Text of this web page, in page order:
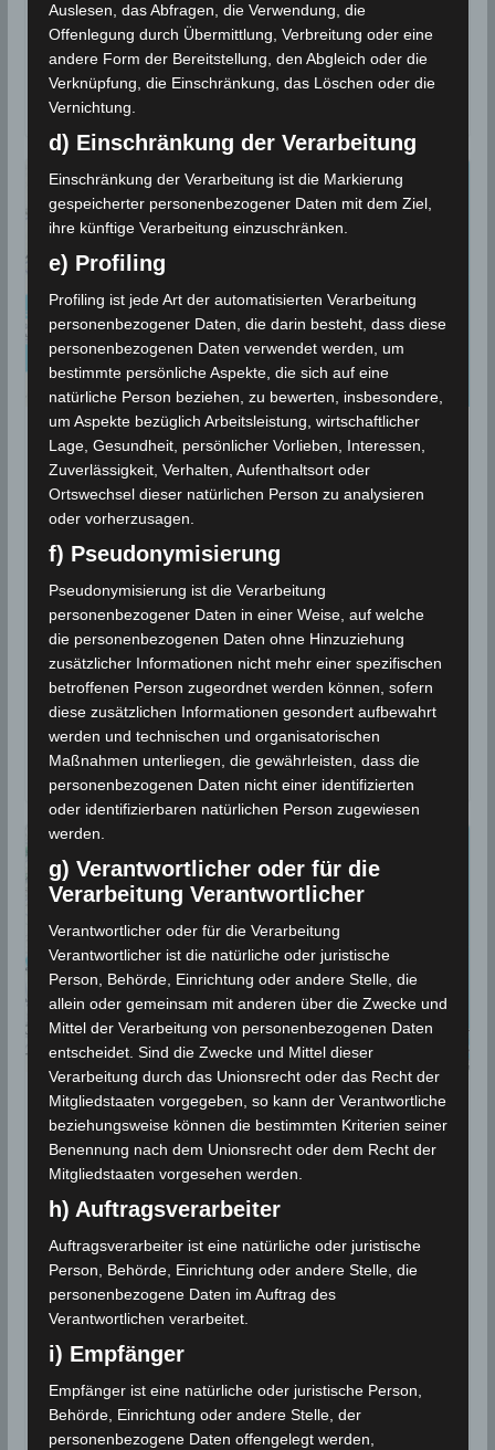
Erdbeben-Überwachungsstationen des
Meteorologischen Instituts Tunesien (INM) haben am
Freitag, den 21. Februar 2025, zwei weitere Erdbeben
registriert. Das erste Beben
BEBEN 2025
19. Feb 2025: Erneutes
Erdbeben in Meknassy, Sidi
Bouzid [M3.5]
19. Februar 2025 Wettermann
1046 Views
Erdbeben,Gafsa,INM,Meknassy,Sidi Bouzid,
Volcanodiscovery
Erdbeben-Überwachungsstationen des
Meteorologischen Instituts Tunesien (INM) haben am
Mittwoch, den 19. Februar 2025, um 15.57 Uhr in der
Delegation Meknassy,
BEBEN 2025
17./18. Feb 2025: Mehrere
Erdstößen in verschiedenen
Regionen [M2.5-4.1]
18. Februar 2025 Wettermann
914 Views
Erdbeben
INM Meknassy Sidi Bouzid
Volcanodiscovery
Tunesien, 17./18. Feb 2025: Erdbeben-
Instituts Tunesien (INM) haben am Montag, den 17.
Februar 2025, um 20:45 Uhr
Auslesen, das Abfragen, die Verwendung, die
Offenlegung durch Übermittlung, Verbreitung oder eine
andere Form der Bereitstellung, den Abgleich oder die
Verknüpfung, die Einschränkung, das Löschen oder die
Vernichtung.
d) Einschränkung der Verarbeitung
Einschränkung der Verarbeitung ist die Markierung
gespeicherter personenbezogener Daten mit dem Ziel,
ihre künftige Verarbeitung einzuschränken.
e) Profiling
Profiling ist jede Art der automatisierten Verarbeitung
personenbezogener Daten, die darin besteht, dass diese
personenbezogenen Daten verwendet werden, um
bestimmte persönliche Aspekte, die sich auf eine
natürliche Person beziehen, zu bewerten, insbesondere,
um Aspekte bezüglich Arbeitsleistung, wirtschaftlicher
Lage, Gesundheit, persönlicher Vorlieben, Interessen,
Zuverlässigkeit, Verhalten, Aufenthaltsort oder
Ortswechsel dieser natürlichen Person zu analysieren
oder vorherzusagen.
f) Pseudonymisierung
Pseudonymisierung ist die Verarbeitung
personenbezogener Daten in einer Weise, auf welche
die personenbezogenen Daten ohne Hinzuziehung
zusätzlicher Informationen nicht mehr einer spezifischen
betroffenen Person zugeordnet werden können, sofern
diese zusätzlichen Informationen gesondert aufbewahrt
werden und technischen und organisatorischen
Maßnahmen unterliegen, die gewährleisten, dass die
personenbezogenen Daten nicht einer identifizierten
oder identifizierbaren natürlichen Person zugewiesen
werden.
g) Verantwortlicher oder für die
Verarbeitung Verantwortlicher
Verantwortlicher oder für die Verarbeitung
Verantwortlicher ist die natürliche oder juristische
Person, Behörde, Einrichtung oder andere Stelle, die
allein oder gemeinsam mit anderen über die Zwecke und
Mittel der Verarbeitung von personenbezogenen Daten
entscheidet. Sind die Zwecke und Mittel dieser
Verarbeitung durch das Unionsrecht oder das Recht der
Mitgliedstaaten vorgegeben, so kann der Verantwortliche
beziehungsweise können die bestimmten Kriterien seiner
Benennung nach dem Unionsrecht oder dem Recht der
Mitgliedstaaten vorgesehen werden.
h) Auftragsverarbeiter
Auftragsverarbeiter ist eine natürliche oder juristische
Person, Behörde, Einrichtung oder andere Stelle, die
personenbezogene Daten im Auftrag des
Verantwortlichen verarbeitet.
i) Empfänger
Empfänger ist eine natürliche oder juristische Person,
Behörde, Einrichtung oder andere Stelle, der
personenbezogene Daten offengelegt werden,